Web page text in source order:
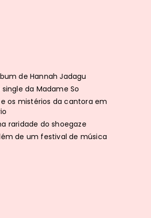
de Hannah Jadagu
single da Madame So
e os mistérios da cantora em
raridade do shoegaze
de um festival de música